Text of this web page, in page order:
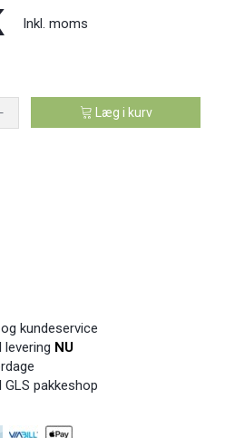
Inkl. moms
Læg i kurv
kundeservice
levering NU
GLS pakkeshop